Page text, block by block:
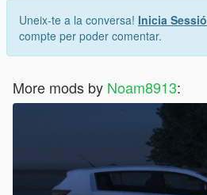
Uneix-te a la conversa! Inicia Sessió
compte per poder comentar.
More mods by Noam8913: